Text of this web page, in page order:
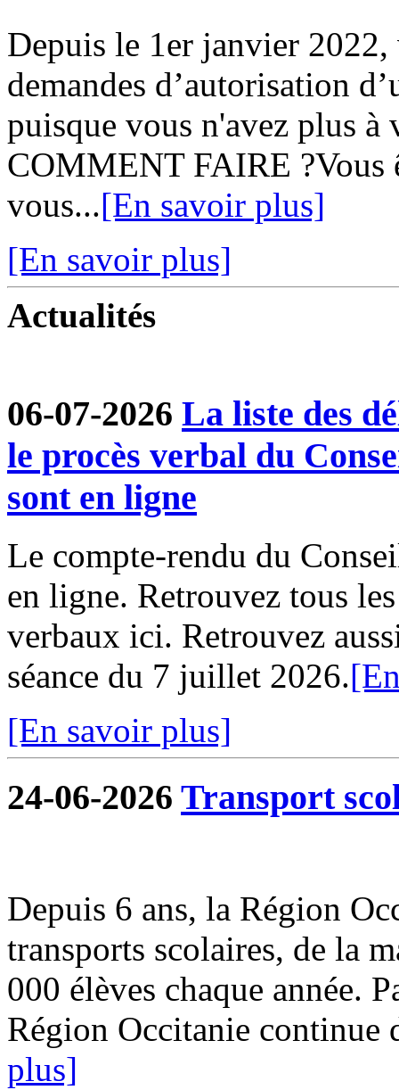
Depuis le 1er janvier
demandes d’autorisation
puisque vous n'avez plus à
COMMENT FAIRE ?Vous
vous...[En savoir plus]
[En savoir plus]
Actualités
06-07-2026 La liste des
le procès verbal du
sont en ligne
Le compte-rendu du
en ligne. Retrouvez tous
verbaux ici. Retrouvez
séance du 7 juillet 2026.
[En savoir plus]
24-06-2026 Transport
Depuis 6 ans, la Région
transports scolaires, de la
000 élèves chaque année.
Région Occitanie continue
plus]